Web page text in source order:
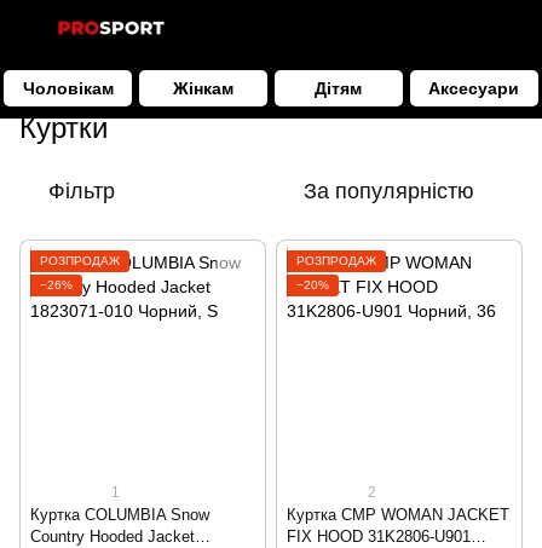
Чоловікам Жінкам Дітям Аксесуари
Жінкам Куртки
Куртки
Фільтр За популярністю
РОЗПРОДАЖ
−26%
1
Куртка COLUMBIA Snow
Country Hooded Jacket
РОЗПРОДАЖ
−20%
2
Куртка CMP WOMAN JACKET
FIX HOOD 31K2806-U901